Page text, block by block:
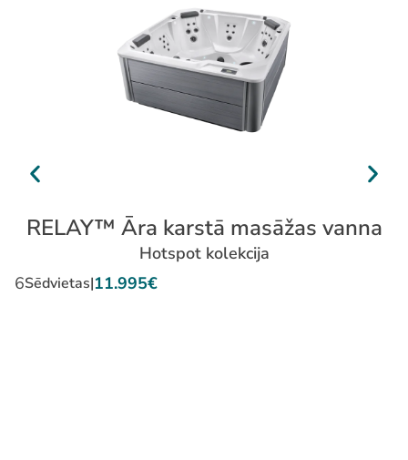
RELAY™ Āra karstā masāžas vanna
Hotspot kolekcija
6Sēdvietas|11.995€